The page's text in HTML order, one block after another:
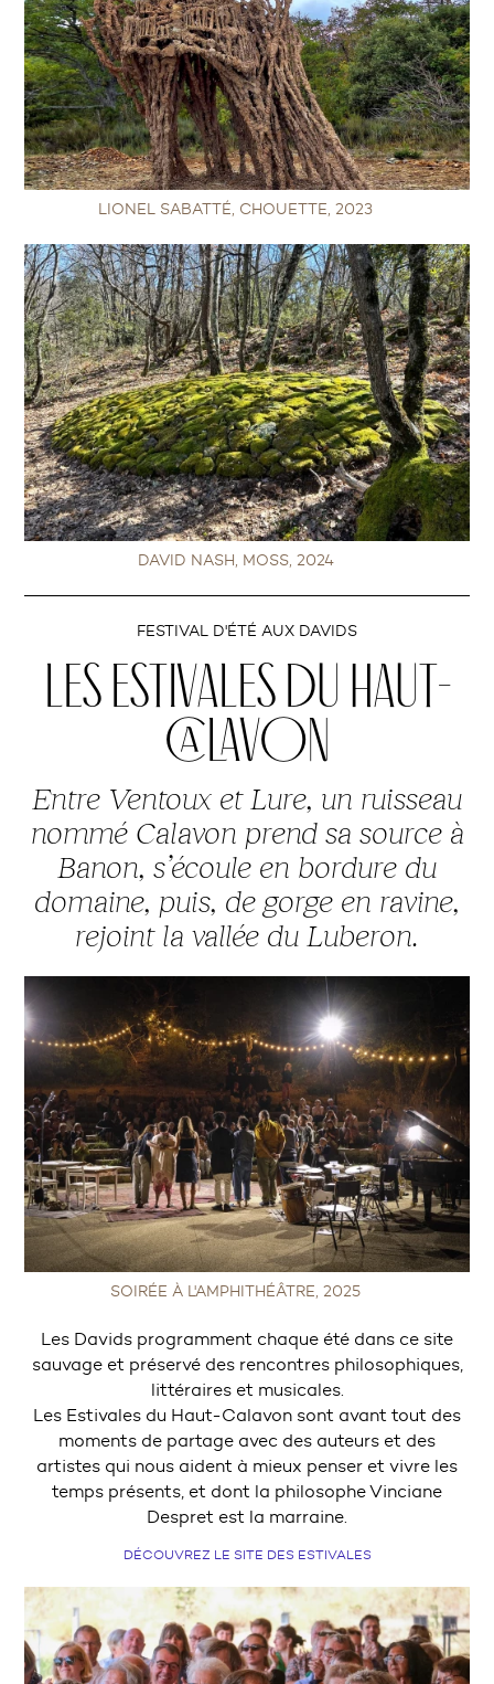
LIONEL SABATTÉ, CHOUETTE, 2023
DAVID NASH, MOSS, 2024
FESTIVAL D'ÉTÉ AUX DAVIDS
LES ESTIVALES DU HAUT-
CALAVON
Entre Ventoux et Lure, un ruisseau
nommé Calavon prend sa source à
Banon, s’écoule en bordure du
domaine, puis, de gorge en ravine,
rejoint la vallée du Luberon.
SOIRÉE À L'AMPHITHÉÂTRE, 2025
Les Davids programment chaque été dans ce site
sauvage et préservé des rencontres philosophiques,
littéraires et musicales.
Les Estivales du Haut-Calavon sont avant tout des
moments de partage avec des auteurs et des
artistes qui nous aident à mieux penser et vivre les
temps présents, et dont la philosophe Vinciane
Despret est la marraine.
DÉCOUVREZ LE SITE DES ESTIVALES